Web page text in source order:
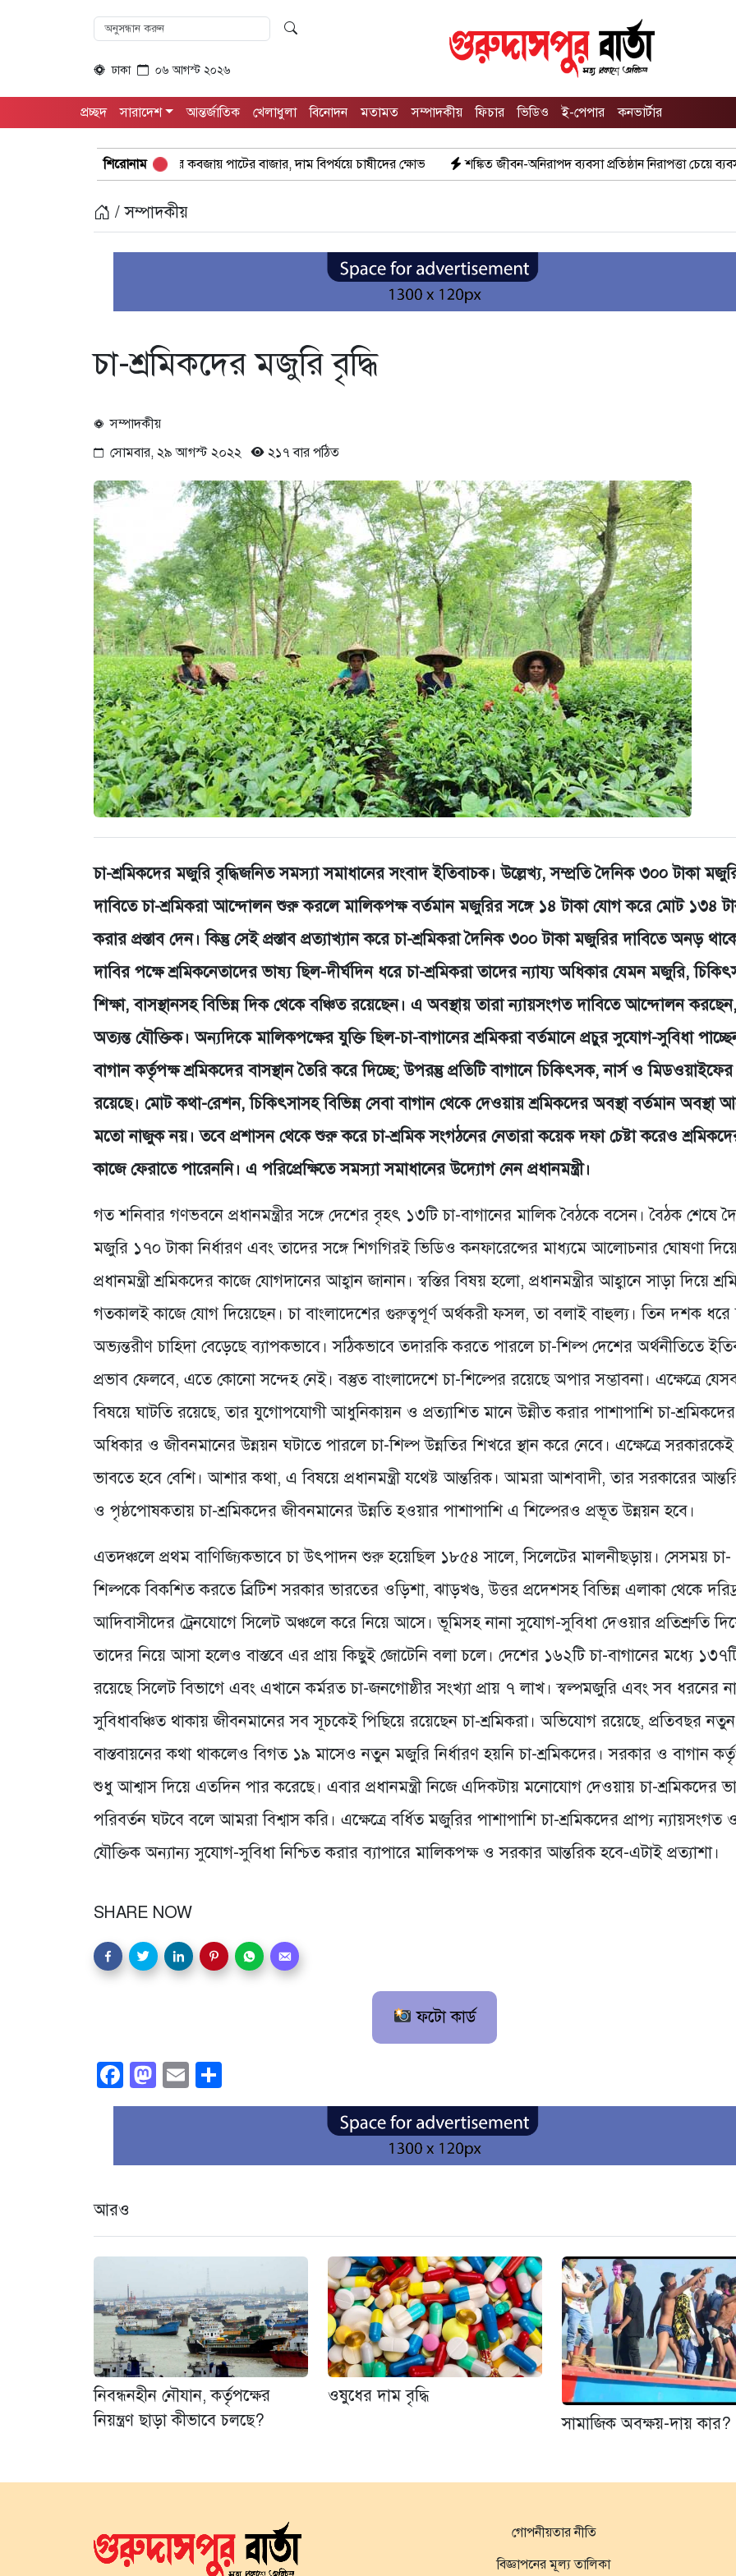
ঢাকা ০৬ আগস্ট ২০২৬
প্রচ্ছদ সারাদেশ আন্তর্জাতিক খেলাধুলা বিনোদন মতামত সম্পাদকীয় ফিচার ভিডিও ই-পেপার কনভার্টার
শিরোনাম
সিন্ডিকেটের কবজায় পাটের বাজার, দাম বিপর্যয়ে চাষীদের ক্ষোভ শঙ্কিত জীবন-অনিরাপদ ব্যবসা প্রতিষ্ঠান নিরাপত্তা চেয়ে ব্যবসায়ীর সংবাদ সম্মেলন
/ সম্পাদকীয়
চা-শ্রমিকদের মজুরি বৃদ্ধি
সম্পাদকীয়
সোমবার, ২৯ আগস্ট ২০২২
২১৭ বার পঠিত
চা-শ্রমিকদের মজুরি বৃদ্ধিজনিত সমস্যা সমাধানের সংবাদ ইতিবাচক। উল্লেখ্য, সম্প্রতি দৈনিক ৩০০ টাকা
দাবিতে চা-শ্রমিকরা আন্দোলন শুরু করলে মালিকপক্ষ বর্তমান মজুরির সঙ্গে ১৪ টাকা যোগ করে মোট ১৩৪
করার প্রস্তাব দেন। কিন্তু সেই প্রস্তাব প্রত্যাখ্যান করে চা-শ্রমিকরা দৈনিক ৩০০ টাকা মজুরির দাবিতে অনড়
দাবির পক্ষে শ্রমিকনেতাদের ভাষ্য ছিল-দীর্ঘদিন ধরে চা-শ্রমিকরা তাদের ন্যায্য অধিকার যেমন মজুরি,
শিক্ষা, বাসস্থানসহ বিভিন্ন দিক থেকে বঞ্চিত রয়েছেন। এ অবস্থায় তারা ন্যায়সংগত দাবিতে আন্দোলন
অত্যন্ত যৌক্তিক। অন্যদিকে মালিকপক্ষের যুক্তি ছিল-চা-বাগানের শ্রমিকরা বর্তমানে প্রচুর সুযোগ-সুবিধা
বাগান কর্তৃপক্ষ শ্রমিকদের বাসস্থান তৈরি করে দিচ্ছে; উপরন্তু প্রতিটি বাগানে চিকিৎসক, নার্স ও মিডওয়াইফের
রয়েছে। মোট কথা-রেশন, চিকিৎসাসহ বিভিন্ন সেবা বাগান থেকে দেওয়ায় শ্রমিকদের অবস্থা বর্তমান অবস্থা
মতো নাজুক নয়। তবে প্রশাসন থেকে শুরু করে চা-শ্রমিক সংগঠনের নেতারা কয়েক দফা চেষ্টা করেও
কাজে ফেরাতে পারেননি। এ পরিপ্রেক্ষিতে সমস্যা সমাধানের উদ্যোগ নেন প্রধানমন্ত্রী।
গত শনিবার গণভবনে প্রধানমন্ত্রীর সঙ্গে দেশের বৃহৎ ১৩টি চা-বাগানের মালিক বৈঠকে বসেন। বৈঠক শেষে
মজুরি ১৭০ টাকা নির্ধারণ এবং তাদের সঙ্গে শিগগিরই ভিডিও কনফারেন্সের মাধ্যমে আলোচনার ঘোষণা
প্রধানমন্ত্রী শ্রমিকদের কাজে যোগদানের আহ্বান জানান। স্বস্তির বিষয় হলো, প্রধানমন্ত্রীর আহ্বানে সাড়া দিয়ে
গতকালই কাজে যোগ দিয়েছেন। চা বাংলাদেশের গুরুত্বপূর্ণ অর্থকরী ফসল, তা বলাই বাহুল্য। তিন দশক ধরে
অভ্যন্তরীণ চাহিদা বেড়েছে ব্যাপকভাবে। সঠিকভাবে তদারকি করতে পারলে চা-শিল্প দেশের অর্থনীতিতে
প্রভাব ফেলবে, এতে কোনো সন্দেহ নেই। বস্তুত বাংলাদেশে চা-শিল্পের রয়েছে অপার সম্ভাবনা। এক্ষেত্রে
বিষয়ে ঘাটতি রয়েছে, তার যুগোপযোগী আধুনিকায়ন ও প্রত্যাশিত মানে উন্নীত করার পাশাপাশি চা-শ্রমিকদের
অধিকার ও জীবনমানের উন্নয়ন ঘটাতে পারলে চা-শিল্প উন্নতির শিখরে স্থান করে নেবে। এক্ষেত্রে সরকারকেই
ভাবতে হবে বেশি। আশার কথা, এ বিষয়ে প্রধানমন্ত্রী যথেষ্ট আন্তরিক। আমরা আশবাদী, তার সরকারের
ও পৃষ্ঠপোষকতায় চা-শ্রমিকদের জীবনমানের উন্নতি হওয়ার পাশাপাশি এ শিল্পেরও প্রভূত উন্নয়ন হবে।
এতদঞ্চলে প্রথম বাণিজ্যিকভাবে চা উৎপাদন শুরু হয়েছিল ১৮৫৪ সালে, সিলেটের মালনীছড়ায়। সেসময় চা-
শিল্পকে বিকশিত করতে ব্রিটিশ সরকার ভারতের ওড়িশা, ঝাড়খণ্ড, উত্তর প্রদেশসহ বিভিন্ন এলাকা থেকে
আদিবাসীদের ট্রেনযোগে সিলেট অঞ্চলে করে নিয়ে আসে। ভূমিসহ নানা সুযোগ-সুবিধা দেওয়ার প্রতিশ্রুতি
তাদের নিয়ে আসা হলেও বাস্তবে এর প্রায় কিছুই জোটেনি বলা চলে। দেশের ১৬২টি চা-বাগানের মধ্যে
রয়েছে সিলেট বিভাগে এবং এখানে কর্মরত চা-জনগোষ্ঠীর সংখ্যা প্রায় ৭ লাখ। স্বল্পমজুরি এবং সব ধরনের
সুবিধাবঞ্চিত থাকায় জীবনমানের সব সূচকেই পিছিয়ে রয়েছেন চা-শ্রমিকরা। অভিযোগ রয়েছে, প্রতিবছর
বাস্তবায়নের কথা থাকলেও বিগত ১৯ মাসেও নতুন মজুরি নির্ধারণ হয়নি চা-শ্রমিকদের। সরকার ও বাগান
শুধু আশ্বাস দিয়ে এতদিন পার করেছে। এবার প্রধানমন্ত্রী নিজে এদিকটায় মনোযোগ দেওয়ায় চা-শ্রমিকদের
পরিবর্তন ঘটবে বলে আমরা বিশ্বাস করি। এক্ষেত্রে বর্ধিত মজুরির পাশাপাশি চা-শ্রমিকদের প্রাপ্য ন্যায়সংগত ও
যৌক্তিক অন্যান্য সুযোগ-সুবিধা নিশ্চিত করার ব্যাপারে মালিকপক্ষ ও সরকার আন্তরিক হবে-এটাই প্রত্যাশা।
SHARE NOW
ফটো কার্ড
Facebook
Mastodon
Email
আরও
নিবন্ধনহীন নৌযান, কর্তৃপক্ষের
নিয়ন্ত্রণ ছাড়া কীভাবে চলছে?
ওষুধের দাম বৃদ্ধি
সামাজিক অবক্ষয়-দায় কার?
গোপনীয়তার নীতি
বিজ্ঞাপনের মূল্য তালিকা